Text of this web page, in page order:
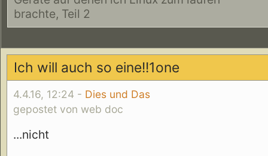
brachte, Teil 2
Ich will auch so eine!!1one
4.4.16, 12:24 - Dies und Das
gepostet von web doc
...nicht